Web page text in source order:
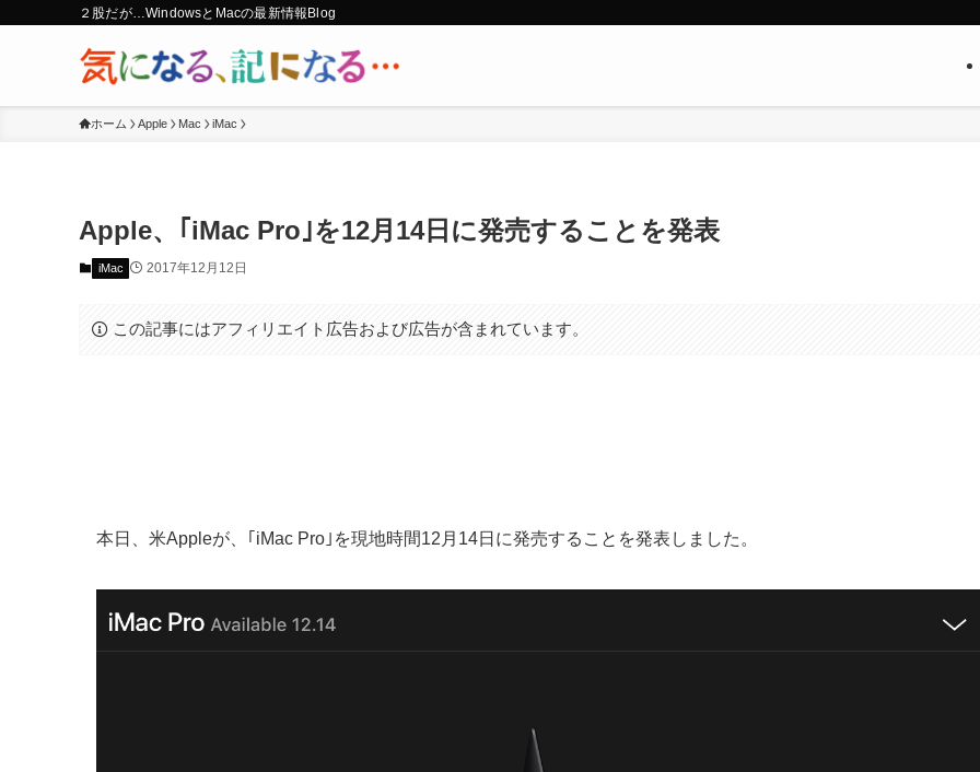
２股だが…WindowsとMacの最新情報Blog
ホーム Apple Mac iMac
Apple、｢iMac Pro｣を12月14日に発売することを発表
iMac 2017年12月12日
この記事にはアフィリエイト広告および広告が含まれています。
本日、米Appleが、｢iMac Pro｣を現地時間12月14日に発売することを発表しました。